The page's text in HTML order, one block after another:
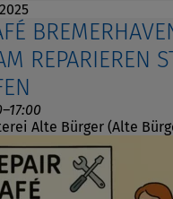
REPARIEREN
Alte Bürger (Alte